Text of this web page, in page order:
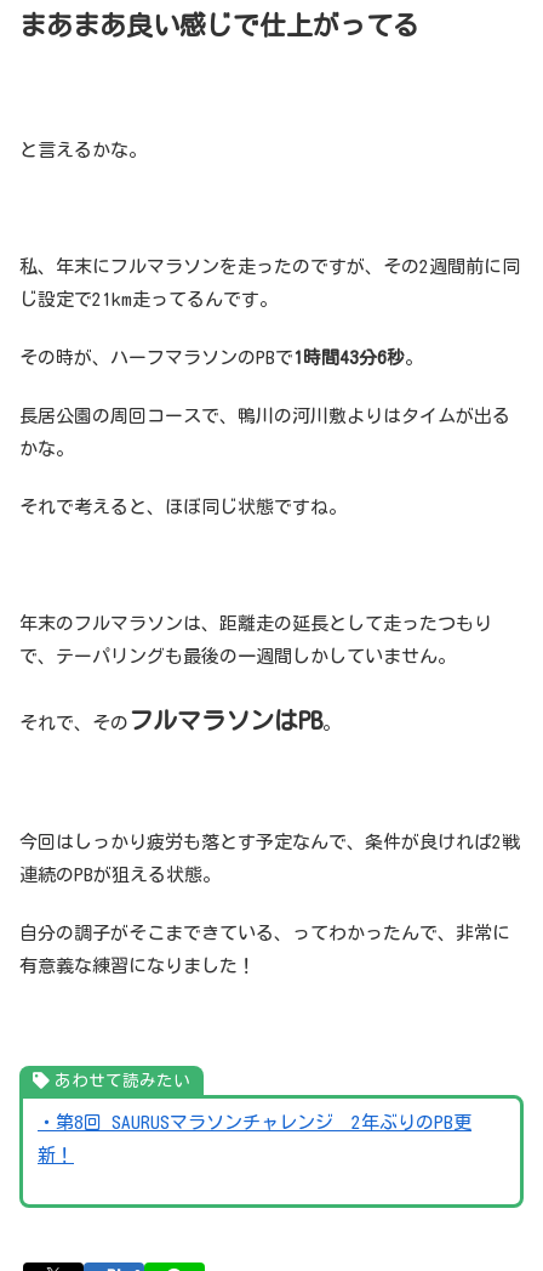
まあまあ良い感じで仕上がってる
と言えるかな。
私、年末にフルマラソンを走ったのですが、その2週間前に同
じ設定で21km走ってるんです。
その時が、ハーフマラソンのPBで 1時間43分6秒。
長居公園の周回コースで、鴨川の河川敷よりはタイムが出る
かな。
それで考えると、ほぼ同じ状態ですね。
年末のフルマラソンは、距離走の延長として走ったつもり
で、テーパリングも最後の一週間しかしていません。
それで、その フルマラソンはPB。
今回はしっかり疲労も落とす予定なんで、条件が良ければ2戦
連続のPBが狙える状態。
自分の調子がそこまできている、ってわかったんで、非常に
有意義な練習になりました！
あわせて読みたい
・第8回 SAURUSマラソンチャレンジ 2年ぶりのPB更
新！